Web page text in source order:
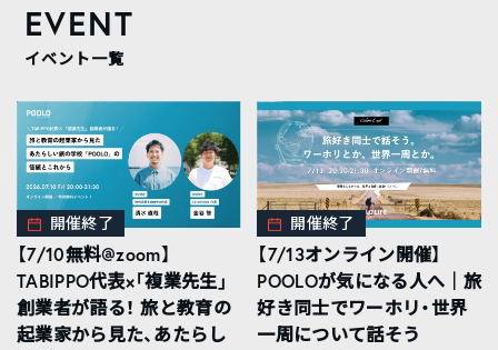
EVENT
イベント一覧
開催終了
【7/10無料@zoom】
TABIPPO代表×「複業先生」
創業者が語る！ 旅と教育の
起業家から見た、あたらし
開催終了
【7/13オンライン開催】
POOLOが気になる人へ｜旅
好き同士でワーホリ・世界
一周について話そう